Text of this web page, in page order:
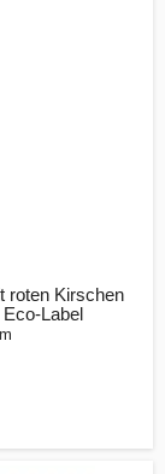
roten Kirschen
Label